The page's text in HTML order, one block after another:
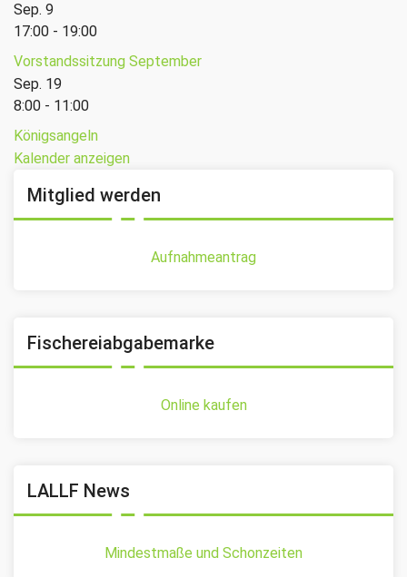
Sep. 9
17:00 - 19:00
Vorstandssitzung September
Sep. 19
8:00 - 11:00
Königsangeln
Kalender anzeigen
Mitglied werden
Aufnahmeantrag
Fischereiabgabemarke
Online kaufen
LALLF News
Mindestmaße und Schonzeiten